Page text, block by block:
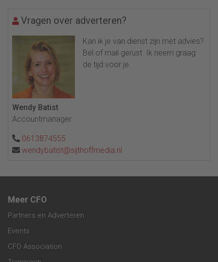
Vragen over adverteren?
Kan ik je van dienst zijn met advies?
Bel of mail gerust. Ik neem graag
de tijd voor je.
Wendy Batist
Accountmanager
0613874555
wendybatist@sijthoffmedia.nl
Meer CFO
Partners en Adverteren
Events
CFO Association